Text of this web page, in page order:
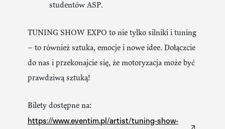
studentów ASP.
TUNING SHOW EXPO to nie tylko silniki i tuning
– to również sztuka, emocje i nowe idee. Dołączcie
do nas i przekonajcie się, że motoryzacja może być
prawdziwą sztuką!
Bilety dostępne na:
https://www.eventim.pl/artist/tuning-show-